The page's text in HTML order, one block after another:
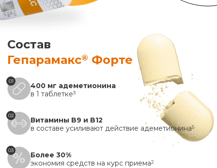
Состав
Гепарамакс® Форте
01
400 мг адеметионина
в 1 таблетке3
02
Витамины B9 и B12
в составе усиливают действие адеметионина5
03
Более 30%
экономия средств на курс приема2